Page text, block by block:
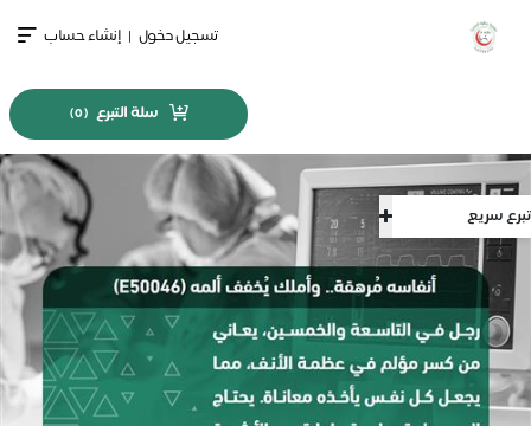
تبرع سريع
تسجيل دخول | إنشاء حساب
سلة التبرع (
0
)